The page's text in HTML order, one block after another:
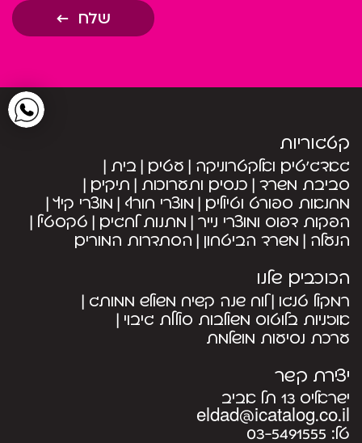
שלח
קטגוריות
גאדג’טים ואלקטרוניקה עטים בית
סביבת משרד כנסים ותערוכות תיקים
מחנאות ספורט וטיולים מוצרי חורף מוצרי קיץ
הפקות דפוס ומוצרי נייר מתנות לחגים טקסטיל
הנעלה משרד הביטחון הסתדרות המורים
הכוכבים שלנו
רמקול טנגו לוח שנה קשיח משולש ממותג
אוזניות בלוטוס משולבות סוללת גיבוי
ערכת נסיעות מושלמת
יצירת קשר
ישראליס 13 תל אביב
eldad@icatalog.co.il
טל: 03-5491555